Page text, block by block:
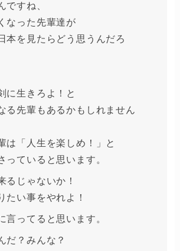
ですね、
なった先輩達が
本を見たらどう思うんだろ
に生きろよ！と
る先輩もあるかもしれません
は「人生を楽しめ！」と
っていると思います。
るじゃないか！
たい事をやれよ！
言ってると思います。
だ？みんな？